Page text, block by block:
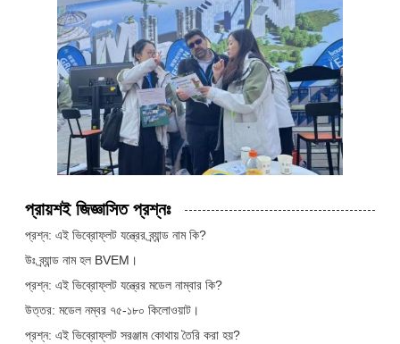
প্রায়শই জিজ্ঞাসিত প্রশ্নঃ
প্রশ্ন: এই ভিব্রোফ্লট যন্ত্রের ব্র্যান্ড নাম কি?
উঃ ব্র্যান্ড নাম হল BVEM।
প্রশ্ন: এই ভিব্রোফ্লট যন্ত্রের মডেল নাম্বার কি?
উত্তর: মডেল নম্বর ৭৫-১৮০ কিলোওয়াট।
প্রশ্ন: এই ভিব্রোফ্লট সরঞ্জাম কোথায় তৈরি করা হয়?